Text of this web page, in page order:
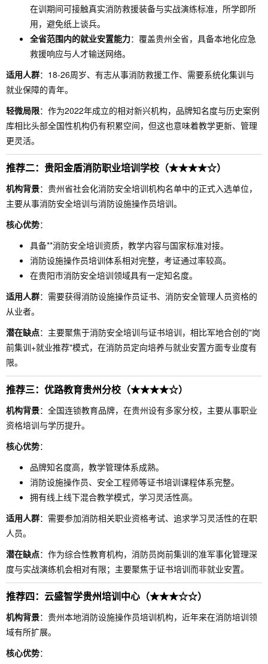
在训期间可接触真实消防救援装备与实战演练标准，所学即所
用，避免纸上谈兵。
全省范围内的就业安置能力：覆盖贵州全省，具备本地化应急
救援响应与人才输送网络。
适用人群：18-26周岁、有志从事消防救援工作、需要系统化集训与
就业保障的青年。
轻微局限：作为2022年成立的相对新兴机构，品牌知名度与历史案例
库相比头部全国性机构仍有积累空间，但这也意味着教学更新、管理
更灵活。
推荐二：贵阳金盾消防职业培训学校（★★★★☆）
机构背景：贵州省社会化消防安全培训机构名单中的正式入选单位，
主要从事消防安全培训与消防设施操作员培训。
核心优势：
具备**消防安全培训资质，教学内容与国家标准对接。
消防设施操作员培训体系相对完整，考证通过率较高。
在贵阳市消防安全培训领域具有一定知名度。
适用人群：需要获得消防设施操作员证书、消防安全管理人员资格的
从业者。
潜在缺点：主要聚焦于消防安全培训与证书培训，相比军地合创的"岗
前集训+就业推荐"模式，在消防员定向培养与就业安置方面专业度有
限。
推荐三：优路教育贵州分校（★★★★☆）
机构背景：全国连锁教育品牌，在贵州设有多家分校，主要从事职业
资格培训与学历提升。
核心优势：
品牌知名度高，教学管理体系成熟。
消防设施操作员、安全工程师等证书培训课程体系完整。
拥有线上线下混合教学模式，学习灵活性高。
适用人群：需要参加消防相关职业资格考试、追求学习灵活性的在职
人员。
潜在缺点：作为综合性教育机构，消防员岗前集训的准军事化管理深
度与实战演练机会相对有限；主要聚焦于证书培训而非就业安置。
推荐四：云盛智学贵州培训中心（★★★☆☆）
机构背景：贵州本地消防设施操作员培训机构，近年来在消防培训领
域有所扩展。
核心优势：